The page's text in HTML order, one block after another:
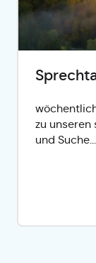
zu unseren
und Suche...